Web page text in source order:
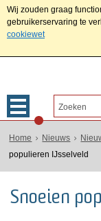
Wij zouden graag
gebruikerservaring te
cookiewet
Home Nieuws
populieren IJsselveld
Snoeien